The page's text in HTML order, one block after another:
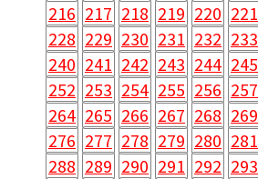
216 217 218 219 220 221
228 229 230 231 232 233
240 241 242 243 244 245
252 253 254 255 256 257
264 265 266 267 268 269
276 277 278 279 280 281
288 289 290 291 292 293